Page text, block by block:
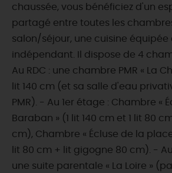
chaussée, vous bénéficiez d'un
partagé entre toutes les
salon/séjour, une cuisine équipée
indépendant. Il dispose de 4
Au RDC : une chambre PMR « La
lit 140 cm (et sa salle d'eau
PMR). - Au 1er étage : Chambre «
Baraban » (1 lit 140 cm et 1 lit 80
cm), Chambre « Écluse de la place
lit 80 cm + lit gigogne 80 cm). -
une suite parentale « La Loire »